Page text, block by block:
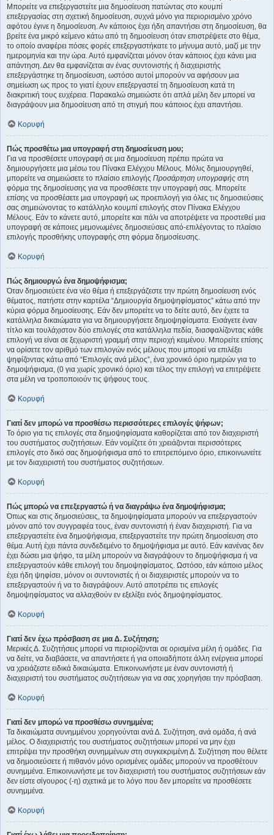
Μπορείτε να επεξεργαστείτε μια δημοσίευση πατώντας στο κουμπί
επεξεργασίας στη σχετική δημοσίευση, συχνά μόνο για περιορισμένο χρόνο
αφότου έγινε η δημοσίευση. Αν κάποιος έχει ήδη απαντήσει στη δημοσίευση, θα
βρείτε ένα μικρό κείμενο κάτω από τη δημοσίευση όταν επιστρέψετε στο θέμα,
το οποίο αναφέρει πόσες φορές επεξεργαστήκατε το μήνυμα αυτό, μαζί με την
ημερομηνία και την ώρα. Αυτό εμφανίζεται μόνον όταν κάποιος έχει κάνει μια
απάντηση. Δεν θα εμφανίζεται αν ένας συντονιστής ή διαχειριστής
επεξεργάστηκε τη δημοσίευση, ωστόσο αυτοί μπορούν να αφήσουν μια
σημείωση ως προς το γιατί έχουν επεξεργαστεί τη δημοσίευση κατά τη
διακριτική τους ευχέρεια. Παρακαλώ σημειώστε ότι απλά μέλη δεν μπορεί να
διαγράψουν μια δημοσίευση από τη στιγμή που κάποιος έχει απαντήσει.
Κορυφή
Πώς προσθέτω μια υπογραφή στη δημοσίευση μου;
Για να προσθέσετε υπογραφή σε μια δημοσίευση πρέπει πρώτα να
δημιουργήσετε μια μέσω του Πίνακα Ελέγχου Μέλους. Μόλις δημιουργηθεί,
μπορείτε να σημειώσετε το πλαίσιο επιλογής Προσάρτηση υπογραφής στη
φόρμα της δημοσίευσης για να προσθέσετε την υπογραφή σας. Μπορείτε
επίσης να προσθέσετε μια υπογραφή ως προεπιλογή για όλες τις δημοσιεύσεις
σας σημειώνοντας το κατάλληλο κουμπί επιλογής στον Πίνακα Ελέγχου
Μέλους. Εάν το κάνετε αυτό, μπορείτε και πάλι να αποτρέψετε να προστεθεί μια
υπογραφή σε κάποιες μεμονωμένες δημοσιεύσεις από-επιλέγοντας το πλαίσιο
επιλογής προσθήκης υπογραφής στη φόρμα δημοσίευσης.
Κορυφή
Πώς δημιουργώ ένα δημοψήφισμα;
Όταν δημοσιεύετε ένα νέο θέμα ή επεξεργάζεστε την πρώτη δημοσίευση ενός
θέματος, πατήστε στην καρτέλα “Δημιουργία δημοψηφίσματος” κάτω από την
κύρια φόρμα δημοσίευσης. Εάν δεν μπορείτε να το δείτε αυτό, δεν έχετε τα
κατάλληλα δικαιώματα για να δημιουργήσετε δημοψηφίσματα. Εισάγετε έναν
τίτλο και τουλάχιστον δύο επιλογές στα κατάλληλα πεδία, διασφαλίζοντας κάθε
επιλογή να είναι σε ξεχωριστή γραμμή στην περιοχή κειμένου. Μπορείτε επίσης
να ορίσετε τον αριθμό των επιλογών ενός μέλους που μπορεί να επιλέξει
ψηφίζοντας κάτω από “Επιλογές ανά μέλος”, ένα χρονικό όριο ημερών για το
δημοψήφισμα, (0 για χωρίς χρονικό όριο) και τέλος την επιλογή να επιτρέψετε
στα μέλη να τροποποιούν τις ψήφους τους.
Κορυφή
Γιατί δεν μπορώ να προσθέσω περισσότερες επιλογές ψήφων;
Το όριο για τις επιλογές στα δημοψηφίσματα καθορίζεται από τον διαχειριστή
του συστήματος συζητήσεων. Εάν νομίζετε ότι χρειάζονται περισσότερες
επιλογές στο δικό σας δημοψήφισμα από το επιτρεπόμενο όριο, επικοινωνείτε
με τον διαχειριστή του συστήματος συζητήσεων.
Κορυφή
Πώς μπορώ να επεξεργαστώ ή να διαγράψω ένα δημοψήφισμα;
Όπως και στις δημοσιεύσεις, τα δημοψηφίσματα μπορούν να επεξεργαστούν
μόνον από τον συγγραφέα τους, έναν συντονιστή ή έναν διαχειριστή. Για να
επεξεργαστείτε ένα δημοψήφισμα, επεξεργαστείτε την πρώτη δημοσίευση στο
θέμα. Αυτή έχει πάντα συνδεδεμένο το δημοψήφισμα με αυτό. Εάν κανένας δεν
έχει δώσει μια ψήφο, τα μέλη μπορούν να διαγράψουν το δημοψήφισμα ή να
επεξεργαστούν κάθε επιλογή του δημοψηφίσματος. Ωστόσο, εάν κάποιο μέλος
έχει ήδη ψηφίσει, μόνον οι συντονιστές ή οι διαχειριστές μπορούν να το
επεξεργαστούν ή να το διαγράψουν. Αυτό αποτρέπει τις επιλογές
δημοψηφίσματος να αλλαχθούν εν εξελίξει ενός δημοψηφίσματος.
Κορυφή
Γιατί δεν έχω πρόσβαση σε μια Δ. Συζήτηση;
Μερικές Δ. Συζητήσεις μπορεί να περιορίζονται σε ορισμένα μέλη ή ομάδες. Για
να δείτε, να διαβάσετε, να απαντήσετε ή για οποιαδήποτε άλλη ενέργεια μπορεί
να χρειάζεστε ειδικά δικαιώματα. Επικοινωνήστε με έναν συντονιστή ή
διαχειριστή του συστήματος συζητήσεων για να σας χορηγήσει την πρόσβαση.
Κορυφή
Γιατί δεν μπορώ να προσθέσω συνημμένα;
Τα δικαιώματα συνημμένου χορηγούνται ανά Δ. Συζήτηση, ανά ομάδα, ή ανά
μέλος. Ο διαχειριστής του συστήματος συζητήσεων μπορεί να μην έχει
επιτρέψει την προσθήκη συνημμένων στη συγκεκριμένη Δ. Συζήτηση που θέλετε
να δημοσιεύσετε ή πιθανόν μόνο ορισμένες ομάδες μπορούν να προσθέτουν
συνημμένα. Επικοινωνήστε με τον διαχειριστή του συστήματος συζητήσεων εάν
δεν είστε σίγουρος (-η) σχετικά με το λόγο που δεν μπορείτε να προσθέσετε
συνημμένα.
Κορυφή